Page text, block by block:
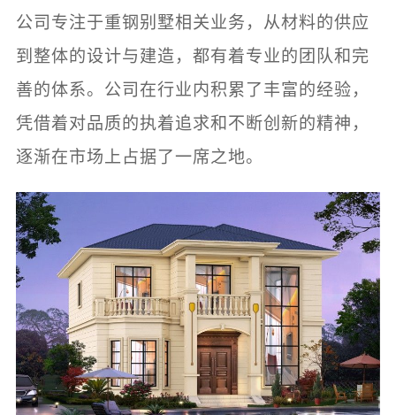
公司专注于重钢别墅相关业务，从材料的供应
到整体的设计与建造，都有着专业的团队和完
善的体系。公司在行业内积累了丰富的经验，
凭借着对品质的执着追求和不断创新的精神，
逐渐在市场上占据了一席之地。